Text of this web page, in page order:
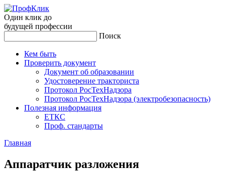
Один клик до
будущей профессии
Поиск
Кем быть
Проверить документ
Документ об образовании
Удостоверение тракториста
Протокол РосТехНадзора
Протокол РосТехНадзора (электробезопасность)
Полезная информация
ЕТКС
Проф. стандарты
Главная
Ап­па­рат­чик раз­ло­жения